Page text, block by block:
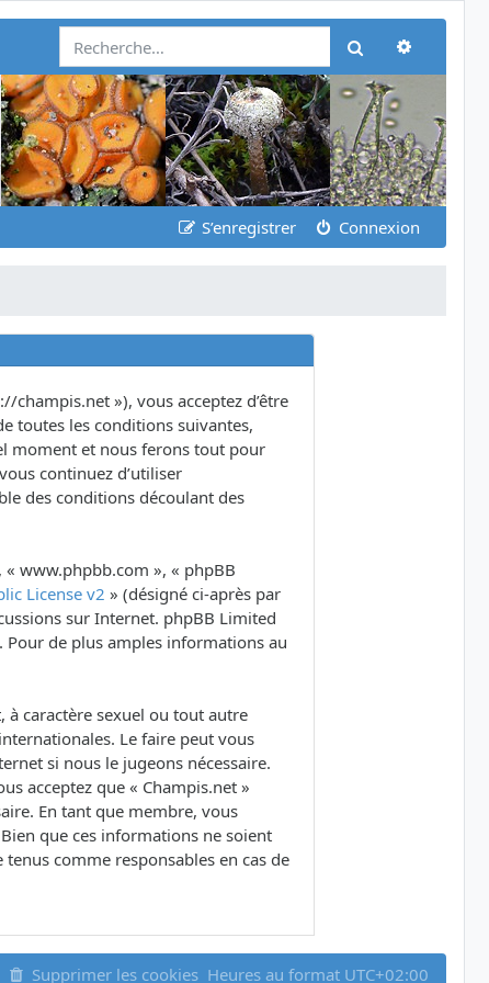
Rechercher
S’enregistrer Connexion
champis.net »), vous acceptez d’être
toutes les conditions suivantes,
moment et nous ferons tout pour
continuez d’utiliser
des conditions découlant des
www.phpbb.com », « phpBB
License v2 » (désigné ci-après par
sur Internet. phpBB Limited
Pour de plus amples informations au
à caractère sexuel ou tout autre
Le faire peut vous
si nous le jugeons nécessaire.
acceptez que « Champis.net »
En tant que membre, vous
que ces informations ne soient
comme responsables en cas de
Supprimer les cookies Heures au format UTC+02:00